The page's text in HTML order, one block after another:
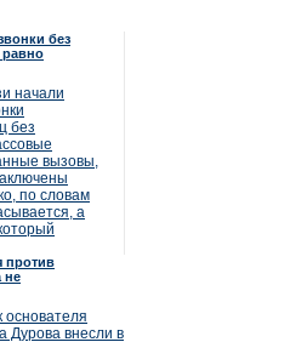
без
равно
начали
без
вызовы,
по словам
а
против
не
основателя
Дурова внесли в